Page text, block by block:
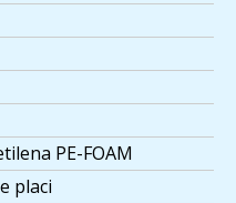
PE-FOAM
placi